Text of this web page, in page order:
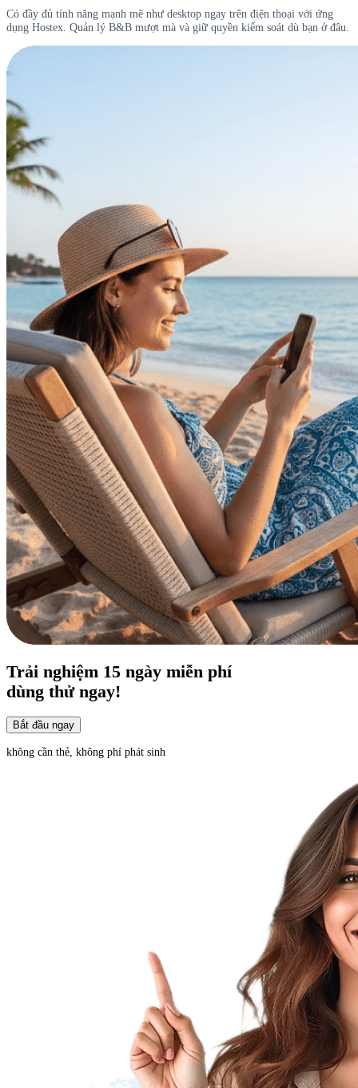
Có đầy đủ tính năng mạnh mẽ như desktop ngay trên điện thoại với ứng
dụng Hostex. Quản lý B&B mượt mà và giữ quyền kiểm soát dù bạn ở đâu.
Trải nghiệm 15 ngày miễn phí
dùng thử ngay!
Bắt đầu ngay
không cần thẻ, không phí phát sinh